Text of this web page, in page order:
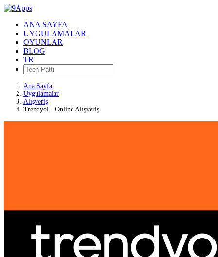
ANA SAYFA
UYGULAMALAR
OYUNLAR
BLOG
TR
Ana Sayfa
Uygulamalar
Alışveriş
Trendyol - Online Alışveriş